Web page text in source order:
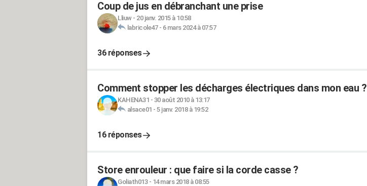
Coup de jus en débranchant une prise
Lliuw- 20 janv. 2015 à 10:58
labricole47- 6 mars 2024 à 07:57
36 réponses
Comment stopper les décharges électriques dans mon eau ?
KAHENA31 - 30 août 2010 à 13:17
alsace01 - 5 janv. 2018 à 19:52
16 réponses
Store enrouleur : que faire si la corde casse ?
Goliath013- 14 mars 2018 à 08:55